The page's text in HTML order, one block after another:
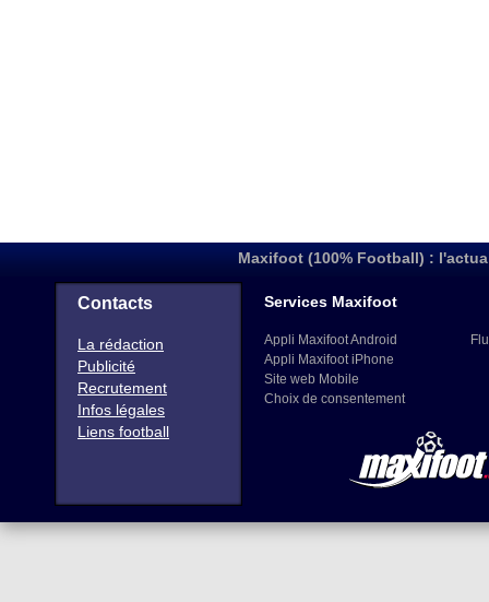
Maxifoot (100% Football) :
Contacts
La rédaction
Publicité
Recrutement
Infos légales
Liens football
Services Maxifoot
Appli Maxifoot Android
Appli Maxifoot iPhone
Site web Mobile
Choix de consentement